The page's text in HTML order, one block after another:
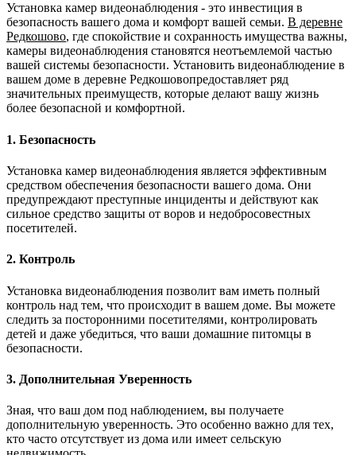
Установка камер видеонаблюдения - это инвестиция в
безопасность вашего дома и комфорт вашей семьи. В деревне
Редкошово, где спокойствие и сохранность имущества важны,
камеры видеонаблюдения становятся неотъемлемой частью
вашей системы безопасности. Установить видеонаблюдение в
вашем доме в деревне Редкошовопредоставляет ряд
значительных преимуществ, которые делают вашу жизнь
более безопасной и комфортной.
1. Безопасность
Установка камер видеонаблюдения является эффективным
средством обеспечения безопасности вашего дома. Они
предупреждают преступные инциденты и действуют как
сильное средство защиты от воров и недобросовестных
посетителей.
2. Контроль
Установка видеонаблюдения позволит вам иметь полный
контроль над тем, что происходит в вашем доме. Вы можете
следить за посторонними посетителями, контролировать
детей и даже убедиться, что ваши домашние питомцы в
безопасности.
3. Дополнительная Уверенность
Зная, что ваш дом под наблюдением, вы получаете
дополнительную уверенность. Это особенно важно для тех,
кто часто отсутствует из дома или имеет сельскую